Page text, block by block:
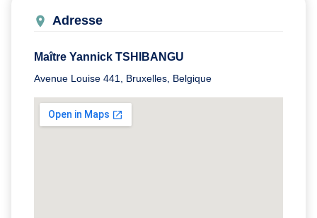
Adresse
Maître Yannick TSHIBANGU
Avenue Louise 441, Bruxelles, Belgique